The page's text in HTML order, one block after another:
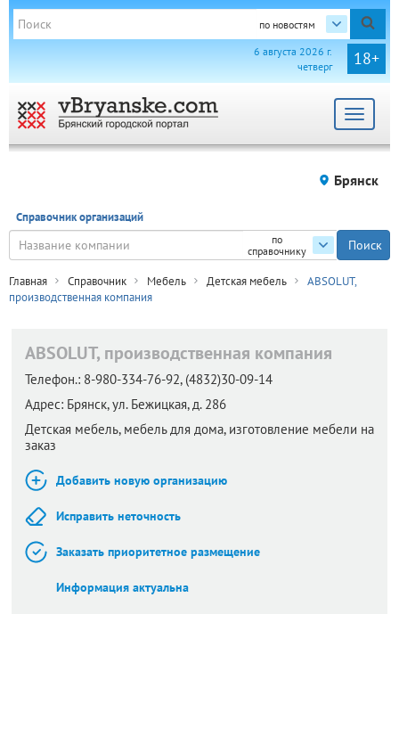
по новостям
18+
6 августа 2026 г.
четверг
Toggle
Брянск
Справочник организаций
по
справочнику
Главная Справочник Мебель Детская мебель
ABSOLUT,
производственная компания
ABSOLUT, производственная компания
Телефон.: 8-980-334-76-92, (4832)30-09-14
Адрес: Брянск,ул. Бежицкая, д. 286
Детская мебель, мебель для дома, изготовление мебели на
заказ
Добавить новую организацию
Исправить неточность
Заказать приоритетное размещение
Информация актуальна